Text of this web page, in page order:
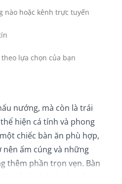
nào hoặc kênh trực tuyến
lựa chọn của bạn
ấu nướng, mà còn là trái
ể hiện cá tính và phong
chiếc bàn ăn phù hợp,
nên ấm cúng và những
thêm phần trọn vẹn. Bàn